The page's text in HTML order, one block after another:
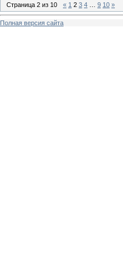
Страница 2 из 10 « 1 2 3 4 9 10 »
Полная версия сайта